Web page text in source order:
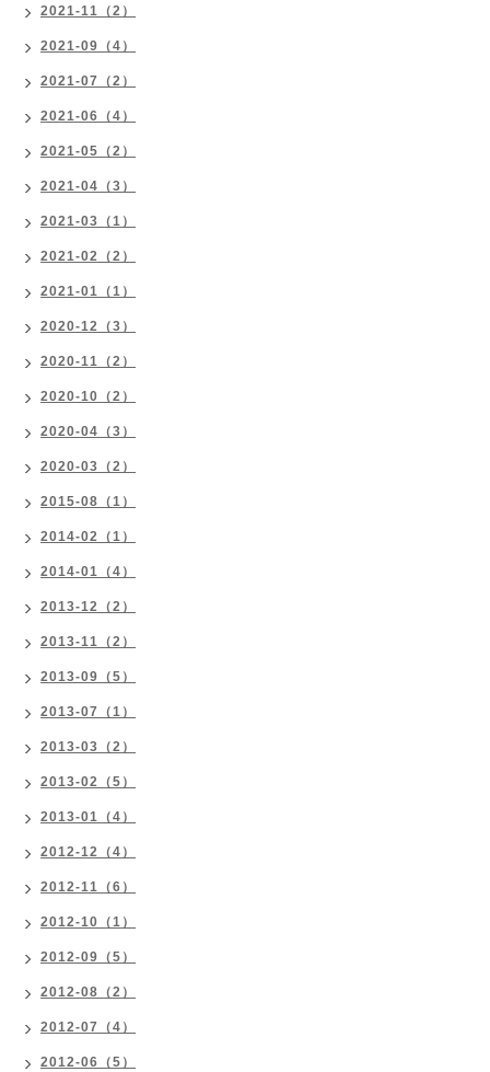
2021-11（2）
2021-09（4）
2021-07（2）
2021-06（4）
2021-05（2）
2021-04（3）
2021-03（1）
2021-02（2）
2021-01（1）
2020-12（3）
2020-11（2）
2020-10（2）
2020-04（3）
2020-03（2）
2015-08（1）
2014-02（1）
2014-01（4）
2013-12（2）
2013-11（2）
2013-09（5）
2013-07（1）
2013-03（2）
2013-02（5）
2013-01（4）
2012-12（4）
2012-11（6）
2012-10（1）
2012-09（5）
2012-08（2）
2012-07（4）
2012-06（5）